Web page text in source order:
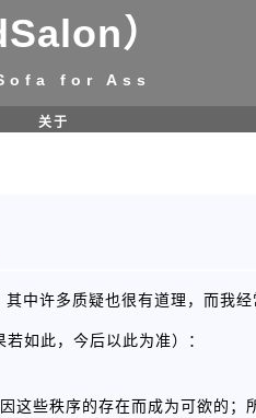
）
for Ass
关于
中许多质疑也很有道理，而我
如此，今后以此为准）：
这些秩序的存在而成为可欲的；